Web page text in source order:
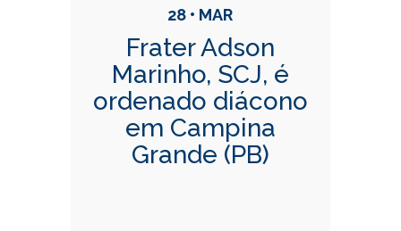
28 • MAR
Frater Adson
Marinho, SCJ, é
ordenado diácono
em Campina
Grande (PB)